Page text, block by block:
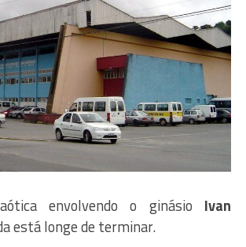
envolvendo o ginásio Ivan
está longe de terminar.